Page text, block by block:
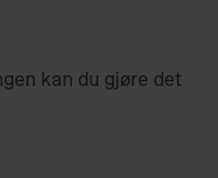
kan du gjøre det